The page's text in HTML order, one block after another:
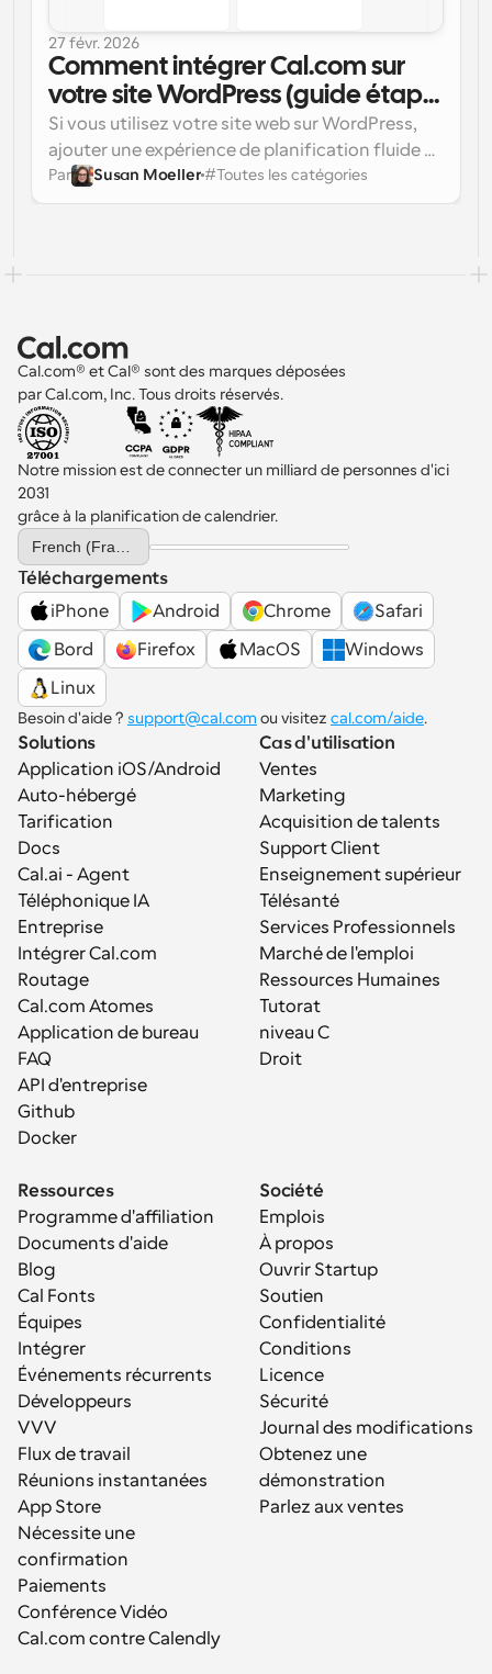
27 févr. 2026
Comment intégrer Cal.com sur
votre site WordPress (guide étape
par étape)
Si vous utilisez votre site web sur WordPress,
ajouter une expérience de planification fluide
est l'un des moyens les plus rapides
d'augmenter les conversions. Que vous soyez
traditionnels.
Dans ce guide, nous allons vous montrer
propre et personnalisable.
Par Susan Moeller #Toutes les catégories
Cal.com® et Cal® sont des marques déposées
par Cal.com, Inc. Tous droits réservés.
Notre mission est de connecter un milliard de personnes d'ici
2031
grâce à la planification de calendrier.
Select Language
Téléchargements
iPhone
Android Chrome
Safari
Bord
Firefox MacOS
Windows
Linux
Besoin d'aide ? support@cal.com ou visitez cal.com/aide.
Solutions
Application iOS/Android
Auto-hébergé
Tarification
Docs
Cal.ai - Agent
Téléphonique IA
Entreprise
Intégrer Cal.com
Routage
Cal.com Atomes
Application de bureau
FAQ
API d'entreprise
Github
Docker
Cas d'utilisation
Ventes
Marketing
Acquisition de talents
Support Client
Enseignement supérieur
Télésanté
Services Professionnels
Marché de l'emploi
Ressources Humaines
Tutorat
niveau C
Droit
Ressources
Programme d'affiliation
Documents d'aide
Blog
Cal Fonts
Équipes
Intégrer
Événements récurrents
Développeurs
VVV
Flux de travail
Réunions instantanées
App Store
Nécessite une
confirmation
Paiements
Conférence Vidéo
Cal.com contre Calendly
Société
Emplois
À propos
Ouvrir Startup
Soutien
Confidentialité
Conditions
Licence
Sécurité
Journal des modifications
Obtenez une
démonstration
Parlez aux ventes